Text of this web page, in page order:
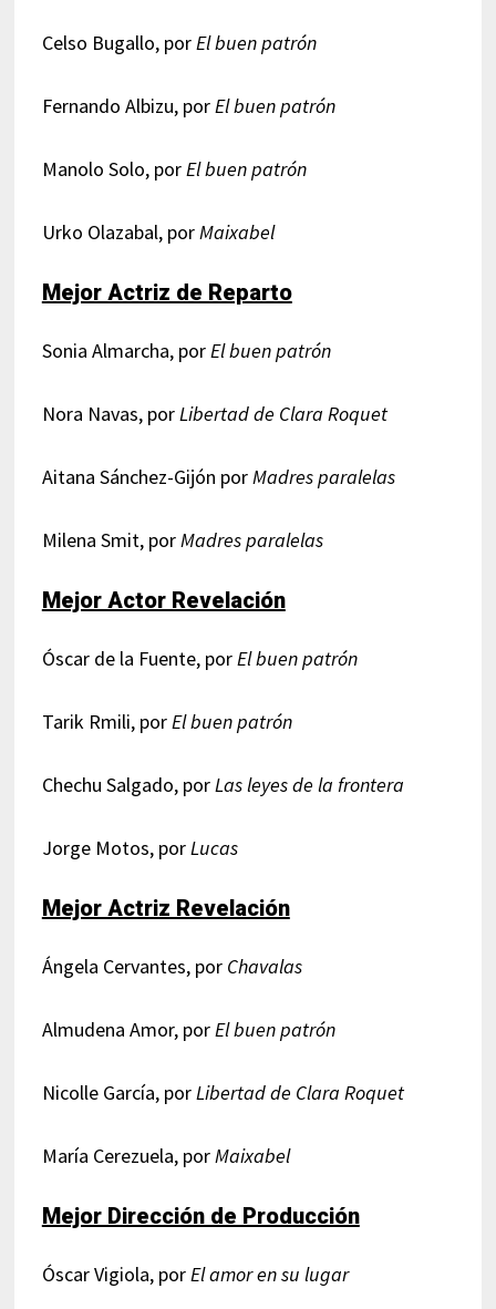
Celso Bugallo, porEl buen patrón
Fernando Albizu, porEl buen patrón
Manolo Solo, porEl buen patrón
Urko Olazabal, porMaixabel
Mejor Actriz de Reparto
Sonia Almarcha, porEl buen patrón
Nora Navas, porLibertad de Clara Roquet
Aitana Sánchez-Gijón porMadres paralelas
Milena Smit, porMadres paralelas
Mejor Actor Revelación
Óscar de la Fuente, porEl buen patrón
Tarik Rmili, porEl buen patrón
Chechu Salgado, porLas leyes de la frontera
Jorge Motos, porLucas
Mejor Actriz Revelación
Ángela Cervantes, por Chavalas
Almudena Amor, porEl buen patrón
Nicolle García, porLibertad de Clara Roquet
María Cerezuela, porMaixabel
Mejor Dirección de Producción
Óscar Vigiola, porEl amor en su lugar